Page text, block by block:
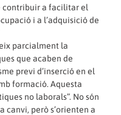
contribuir a facilitar el
i a l’adquisició de
parcialment la
que acaben de
previ d’inserció en el
formació. Aquesta
no laborals”. No són
canvi, però s’orienten a